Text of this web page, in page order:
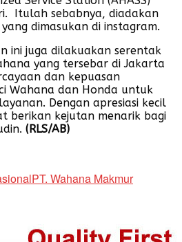
Itulah sebabnya, diadakan
dimasukan di instagram.
ini juga dilakuakan serentak
yang tersebar di Jakarta
dan kepuasan
Wahana dan Honda untuk
Dengan apresiasi kecil
berikan kejutan menarik bagi
(RLS/AB)
PT. Wahana Makmur